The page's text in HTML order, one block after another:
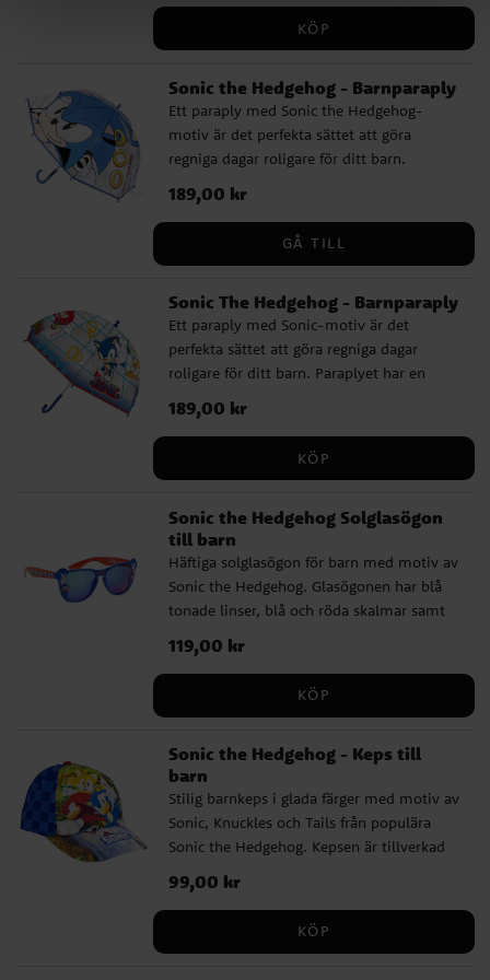
luft rekommenderar vi att du använder en
KÖP
Sonic the Hedgehog - Barnparaply
Ett paraply med Sonic the Hedgehog-
motiv är det perfekta sättet att göra
regniga dagar roligare för ditt barn.
Paraplyet har en diameter på cirka 71 cm
och är tillverkat av högkvalitativt PoE och
glasfiber. Det har 8 pinnar och öppnas
manuellt. Med en snygg design med Sonic
paraply att bli en favorit bland alla små
fans av spelet och filmerna.
Pris :189,00 kr
189,00 kr
GÅ TILL
Sonic The Hedgehog - Barnparaply
Ett paraply med Sonic-motiv är det
perfekta sättet att göra regniga dagar
roligare för ditt barn. Paraplyet har en
diameter på cirka 71 cm och är tillverkat av
högkvalitativt PoE och glasfiber. Det har 8
snygg design med Sonic The Hedgehog
en favorit bland alla små fans av spel-
serien.
Pris :189,00 kr
189,00 kr
KÖP
Sonic the Hedgehog Solglasögon
till barn
Häftiga solglasögon för barn med motiv av
Sonic the Hedgehog. Glasögonen har blå
tonade linser, blå och röda skalmar samt
lekfulla detaljer med Sonic på bågen. De
ger UV400-skydd mot solens strålar och
passar perfekt för soliga dagar, utflykter
och semester. ✔️ Solglasögon med Sonic
✔️ Blå och röd båge med tuffa Sonic-
detaljer ✔️ UV400-skydd mot solens
strålar ✔️ Bredd: ca 13 cm
Pris :119,00 kr
119,00 kr
KÖP
Sonic the Hedgehog - Keps till
barn
Stilig barnkeps i glada färger med motiv av
Sonic, Knuckles och Tails från populära
Sonic the Hedgehog. Kepsen är tillverkad
av 50 % bomull och 50 % polyester.
Kepsen har en omkrets på 53 cm och är
justerbar baktill, vilket gör att den oftast
passar barn i åldern ca 4 till 6 år.
Pris :99,00 kr
99,00 kr
KÖP